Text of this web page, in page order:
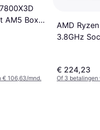
AM5 Box
€ 106,63/mnd.
AMD
3.8GHz
€ 224,23
Of 3 betalingen